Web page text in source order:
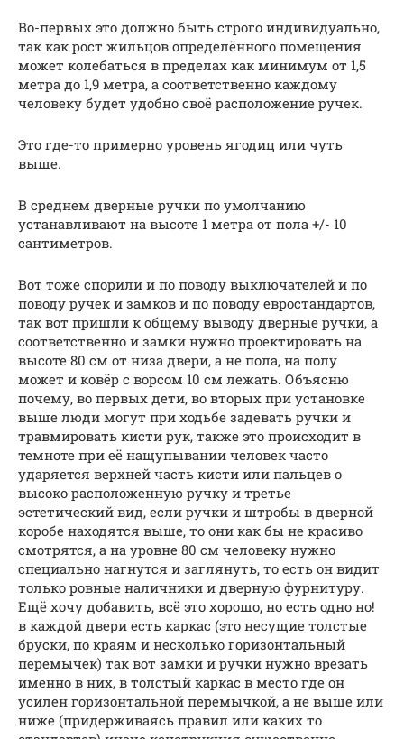
Во-первых это должно быть строго индивидуально,
так как рост жильцов определённого помещения
может колебаться в пределах как минимум от 1,5
метра до 1,9 метра, а соответственно каждому
человеку будет удобно своё расположение ручек.
Это где-то примерно уровень ягодиц или чуть
выше.
В среднем дверные ручки по умолчанию
устанавливают на высоте 1 метра от пола +/- 10
сантиметров.
Вот тоже спорили и по поводу выключателей и по
поводу ручек и замков и по поводу евростандартов,
так вот пришли к общему выводу дверные ручки, а
соответственно и замки нужно проектировать на
высоте 80 см от низа двери, а не пола, на полу
может и ковёр с ворсом 10 см лежать. Объясню
почему, во первых дети, во вторых при установке
выше люди могут при ходьбе задевать ручки и
травмировать кисти рук, также это происходит в
темноте при её нащупывании человек часто
ударяется верхней часть кисти или пальцев о
высоко расположенную ручку и третье
эстетический вид, если ручки и штробы в дверной
коробе находятся выше, то они как бы не красиво
смотрятся, а на уровне 80 см человеку нужно
специально нагнутся и заглянуть, то есть он видит
только ровные наличники и дверную фурнитуру.
Ещё хочу добавить, всё это хорошо, но есть одно но!
в каждой двери есть каркас (это несущие толстые
бруски, по краям и несколько горизонтальный
перемычек) так вот замки и ручки нужно врезать
именно в них, в толстый каркас в место где он
усилен горизонтальной перемычкой, а не выше или
ниже (придерживаясь правил или каких то